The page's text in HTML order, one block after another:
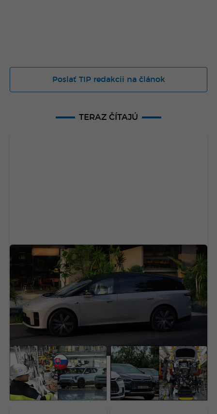
Poslať TIP redakcii na článok
TERAZ ČÍTAJÚ
Slávna čínska automobilka a bojuje o
zákazníkov. Predaje chce zvýšiť rapídnym
znižovaním ceny
Slovensko sa stáva
elektromobilovou
veľmocou. Pomáha nám
gigant, ktorého sa EÚ
snaží zastaviť
Čína úplne ovládla
autopriemysel. Tri
známe značky porazili
slávne svetové mená